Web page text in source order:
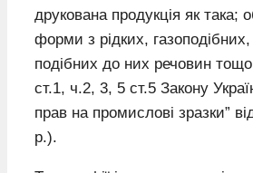
друкована продукція як така;
форми з рідких,
подібних до них речовин
ст.1, ч.2, 3, 5 ст.5 Закону
прав на промислові зразки”
р.).